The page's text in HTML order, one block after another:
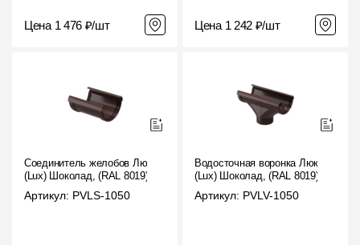
Цена 1 476 ₽/шт Цена 1 242 ₽/шт
Соединитель желобов Люкс
(Lux) Шоколад, (RAL 8019)
Артикул: PVLS-1050
Водосточная воронка Люкс
(Lux) Шоколад, (RAL 8019)
Артикул: PVLV-1050